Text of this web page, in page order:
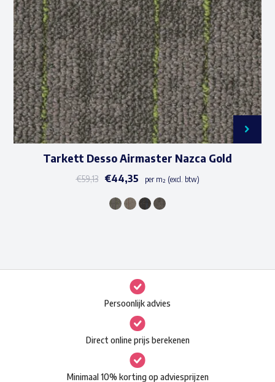
gekozen
worden
op
de
productpagina
Tarkett Desso Airmaster Nazca Gold
€59,13 €44,35 per m² (excl. btw)
Dit
variaties.
Deze
optie
kan
gekozen
worden
Persoonlijk advies
Direct online prijs berekenen
Minimaal 10% korting op adviesprijzen